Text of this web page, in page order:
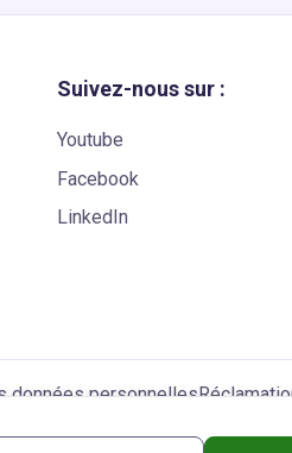
Suivez-nous sur :
Youtube
Facebook
LinkedIn
données personnelles